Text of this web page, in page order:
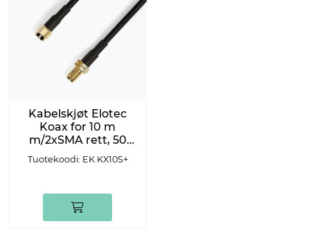
Kabelskjøt Elotec
Koax for 10 m
m/2xSMA rett, 50
Ohm
Tuotekoodi: EK KX10S+